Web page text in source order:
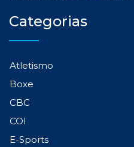
Categorias
Atletismo
Boxe
CBC
COI
E-Sports